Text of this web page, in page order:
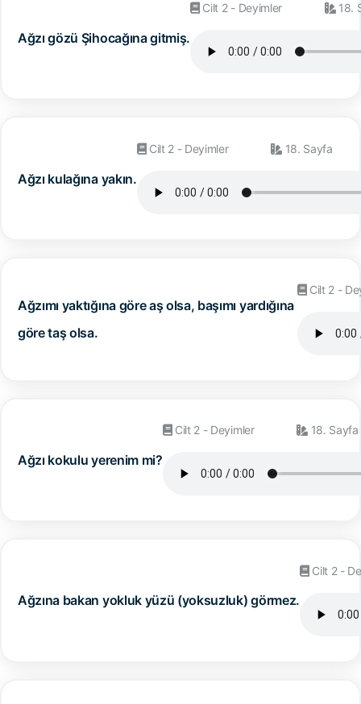
Ağzı gözü Şihocağına gitmiş.
Cilt 2 - Deyimler 18.
Ağzı kulağına yakın.
Cilt 2 - Deyimler 18. Sayfa
Ağzımı yaktığına göre aş olsa, başımı yardığına
göre taş olsa.
Cilt 2 -
Ağzı kokulu yerenim mi?
Cilt 2 - Deyimler 18. Sayfa
Ağzına bakan yokluk yüzü (yoksuzluk) görmez.
Cilt 2 -